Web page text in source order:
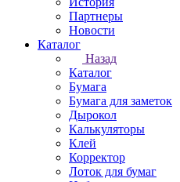
Партнеры
Новости
Каталог
Назад
Каталог
Бумага
Бумага для заметок
Дырокол
Калькуляторы
Клей
Корректор
Лоток для бумаг